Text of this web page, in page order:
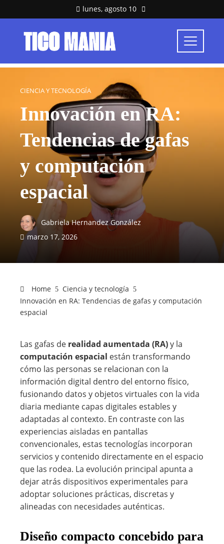
lunes, agosto 10
CIENCIA Y TECNOLOGÍA
Innovación en RA:
Tendencias de gafas
y computación
espacial
Gabriela Hernandez González
marzo 17, 2026
Home
Ciencia y tecnología
Innovación en RA: Tendencias de gafas y computación
espacial
Las gafas de realidad aumentada (RA)y la
computación espacial están transformando
cómo las personas se relacionan con la
información digital dentro del entorno físico,
fusionando datos y objetos virtuales con la vida
diaria mediante capas digitales estables y
adaptadas al contexto. En contraste con las
experiencias aisladas en pantallas
convencionales, estas tecnologías incorporan
servicios y contenido directamente en el espacio
que las rodea. La evolución principal apunta a
dejar atrás dispositivos experimentales para
adoptar soluciones prácticas, discretas y
alineadas con necesidades auténticas.
Diseño compacto concebido para